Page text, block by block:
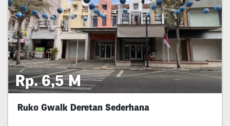
Rp. 6,5 M
Ruko Gwalk Deretan Sederhana